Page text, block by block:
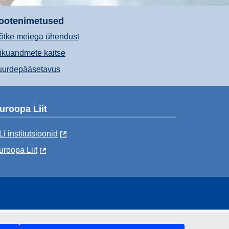
meiega ühendust
kaitse
Liit
institutsioonid
Liit